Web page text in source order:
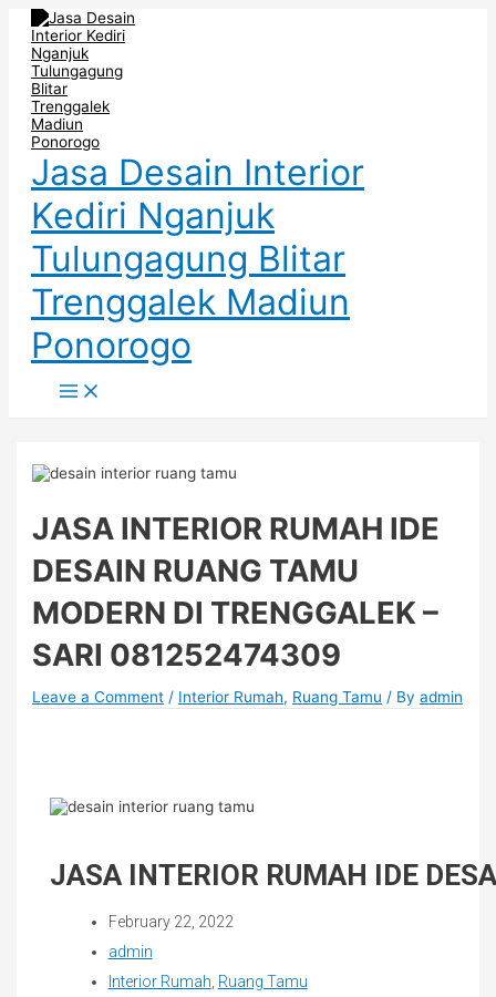
Skip
content
Jasa Desain Interior
Kediri Nganjuk
Tulungagung Blitar
Trenggalek Madiun
Ponorogo
Menu
JASA INTERIOR RUMAH IDE
DESAIN RUANG TAMU
MODERN DI TRENGGALEK –
SARI 081252474309
Leave a Comment / Interior Rumah, Ruang Tamu / Byadmin
JASA INTERIOR RUMAH IDE
February 22, 2022
admin
Interior Rumah Ruang Tamu
Post
navigation